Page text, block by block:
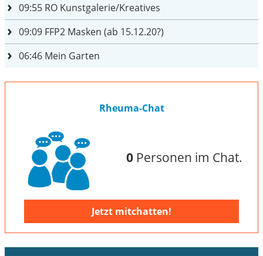
09:55 RO Kunstgalerie/Kreatives
09:09 FFP2 Masken (ab 15.12.20?)
06:46 Mein Garten
Rheuma-Chat
0Personen im Chat.
Jetzt mitchatten!